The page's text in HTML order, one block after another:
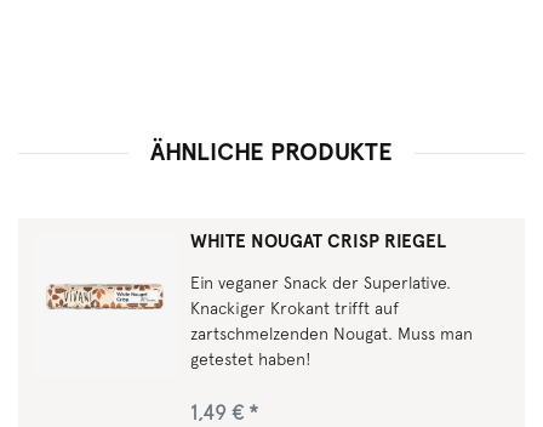
ÄHNLICHE PRODUKTE
WHITE NOUGAT CRISP RIEGEL
Ein veganer Snack der Superlative.
Knackiger Krokant trifft auf
zartschmelzenden Nougat. Muss man
getestet haben!
1,49 € *